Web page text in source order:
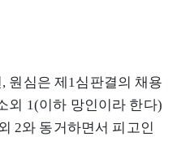
원심은 제1심판결의 채용
외 1(이하 망인이라 한다)
2와 동거하면서 피고인